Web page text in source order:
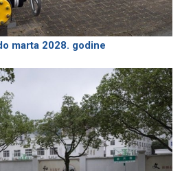
marta 2028. godine